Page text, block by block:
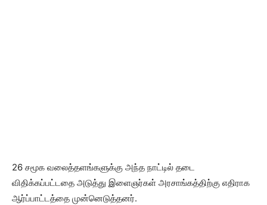
26 சமூக வலைத்தளங்களுக்கு அந்த நாட்டில் தடை
விதிக்கப்பட்டதை அடுத்து இளைஞர்கள் அரசாங்கத்திற்கு எதிராக
ஆர்ப்பாட்டத்தை முன்னெடுத்தனர்.